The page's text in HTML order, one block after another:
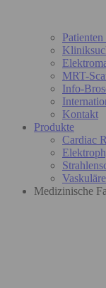
MRT-
Info-
Kontakt
Produkte
Cardiac
Medizinische